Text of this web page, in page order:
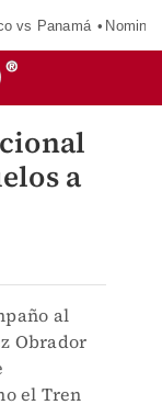
vs Panamá
a
al
Obrador
el Tren